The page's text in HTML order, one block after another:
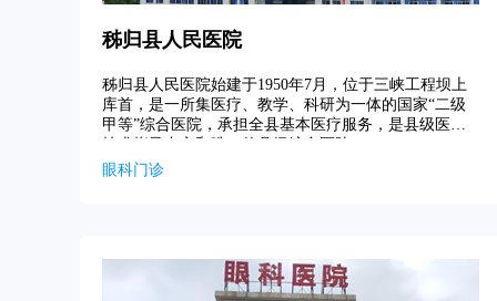
秭归县人民医院
秭归县人民医院始建于1950年7月，位于三峡工程坝上
库首，是一所集医疗、教学、科研为一体的国家“二级
甲等”综合医院，承担全县基本医疗服务，是县级医疗
眼科门诊